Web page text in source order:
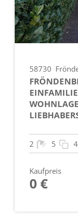
58730
2 5 4
Kaufpreis
0 €